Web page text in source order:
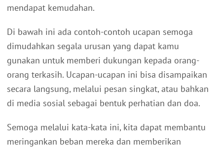
mendapat kemudahan.
Di bawah ini ada contoh-contoh ucapan semoga
dimudahkan segala urusan yang dapat kamu
gunakan untuk memberi dukungan kepada orang-
orang terkasih. Ucapan-ucapan ini bisa disampaikan
secara langsung, melalui pesan singkat, atau bahkan
di media sosial sebagai bentuk perhatian dan doa.
Semoga melalui kata-kata ini, kita dapat membantu
meringankan beban mereka dan memberikan